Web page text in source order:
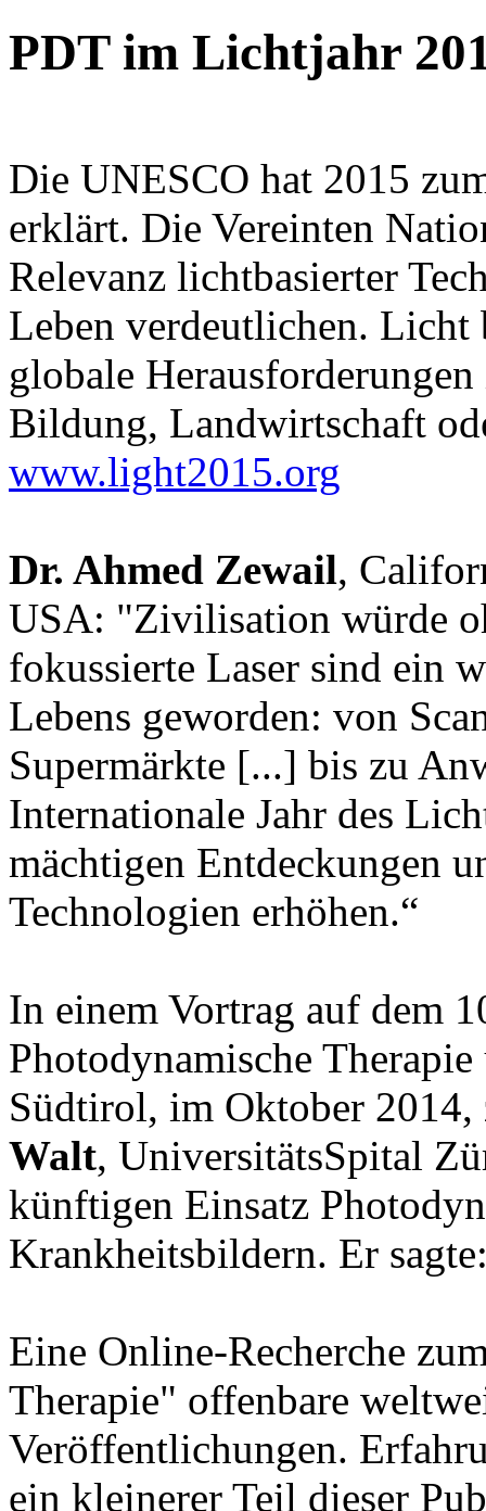
PDT im Lichtjahr
Die UNESCO hat 2015
erklärt. Die Vereinten
Relevanz lichtbasierter
Leben verdeutlichen. Licht
globale
Bildung, Landwirtschaft
www.light2015.org
Dr. Ahmed Zewail,
USA: "Zivilisation würde
fokussierte Laser sind ein
Lebens geworden: von
Supermärkte [...] bis zu
Internationale Jahr des
mächtigen Entdeckungen
Technologien erhöhen.“
In einem Vortrag auf dem
Photodynamische
Südtirol, im Oktober
Walt, UniversitätsSpital
künftigen Einsatz
Krankheitsbildern. Er
Eine Online-Recherche
Therapie" offenbare
Veröffentlichungen.
ein kleinerer Teil dieser